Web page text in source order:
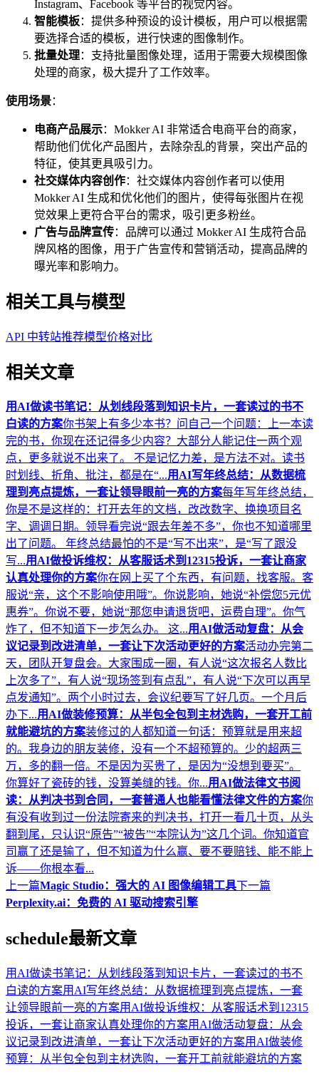
Instagram、Facebook 等平台的视觉内容。
智能模板：提供多种预设的设计模板，用户可以根据需
要选择合适的模板，进行快速的图像制作。
批量处理：支持批量图像处理，适用于需要大规模图像
处理的商家，极大提升了工作效率。
使用场景：
电商产品展示：Mokker AI 非常适合电商平台的商家，
帮助他们优化产品图片，去除杂乱的背景，突出产品的
特征，使其更具吸引力。
社交媒体内容创作：社交媒体内容创作者可以使用
Mokker AI 生成和优化他们的图片，使得每张图片在视
觉效果上更符合平台的需求，吸引更多粉丝。
广告与品牌宣传：品牌可以通过 Mokker AI 生成符合品
牌风格的图像，用于广告宣传和营销活动，提高品牌的
曝光率和影响力。
相关工具与模型
API 中转站推荐模型价格对比
相关文章
用AI做读书笔记：从划线段落到知识卡片，一套读过的书不
白读的方案你书架上有多少本书？问自己一个问题：上一本读
完的书，你现在还记得多少内容？大部分人能记住一两个观
点，更多就说不出来了。 不是记忆力差，是方法不对。读书
时划线、折角、批注，都是在“...用AI写年终总结：从数据梳
理到亮点提炼，一套让领导眼前一亮的方案每年写年终总结，
你是不是这样的：打开去年的文档，改改数字、换换项目名
字、调调日期。领导看完说“跟去年差不多”，你也不知道哪里
出了问题。 年终总结最怕的不是“写不出来”，是“写了跟没
写...用AI做投诉维权：从客服话术到12315投诉，一套让商家
认真处理你的方案你在网上买了个东西，有问题，找客服。客
服说“亲，这个不影响使用哦”。你说影响，她说“补偿您5元优
惠券”。你说不要，她说“那您申请退货吧，运费自理”。你气
炸了，但不知道下一步怎么办。 这...用AI做活动复盘：从会
议记录到改进清单，一套让下次活动更好的方案活动办完第二
天，团队开复盘会。大家围成一圈，有人说“这次报名人数比
上次多了”，有人说“现场签到有点乱”，有人说“下次可以再早
点发通知”。两个小时过去，会议纪要写了好几页。一个月后
办下...用AI做装修预算：从半包全包到主材选购，一套开工前
就能避坑的方案装修过的人都知道一句话：预算就是用来超
的。我身边的朋友装修，没有一个不超预算的。少的超两三
万，多的翻一倍。不是因为买贵了，是因为“没想到要买”。
你算好了瓷砖的钱，没算美缝的钱。你...用AI做法律文书阅
读：从判决书到合同，一套普通人也能看懂法律文件的方案你
有没有收到过一份法院寄来的判决书，打开一看几十页，从头
翻到尾，只认识“原告”“被告”“本院认为”这几个词。你知道官
司赢了还是输了，但不知道为什么赢、要不要赔钱、能不能上
诉——你根本看...
上一篇Magic Studio：强大的 AI 图像编辑工具下一篇
Perplexity.ai：免费的 AI 驱动搜索引擎
schedule最新文章
用AI做读书笔记：从划线段落到知识卡片，一套读过的书不
白读的方案用AI写年终总结：从数据梳理到亮点提炼，一套
让领导眼前一亮的方案用AI做投诉维权：从客服话术到12315
投诉，一套让商家认真处理你的方案用AI做活动复盘：从会
议记录到改进清单，一套让下次活动更好的方案用AI做装修
预算：从半包全包到主材选购，一套开工前就能避坑的方案